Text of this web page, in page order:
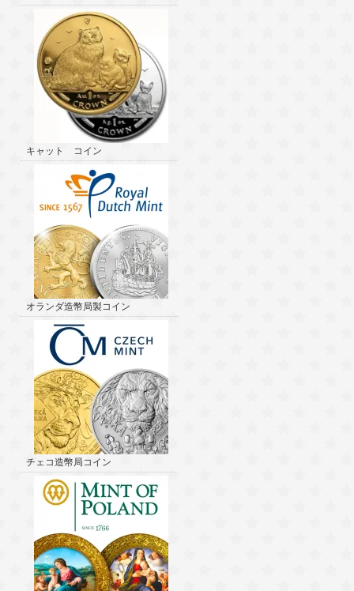
キャット コイン
オランダ造幣局製コイン
チェコ造幣局コイン